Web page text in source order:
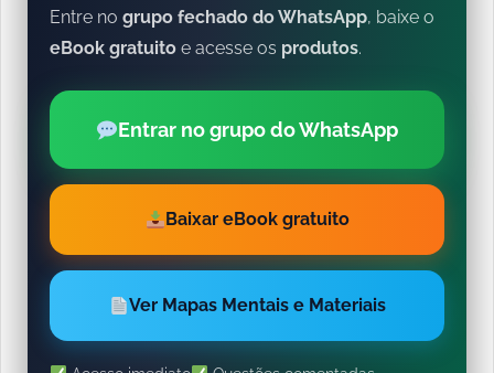
Entre no grupo fechado do WhatsApp, baixe o
eBook gratuito e acesse os produtos.
Entrar no grupo do WhatsApp
Baixar eBook gratuito
Ver Mapas Mentais e Materiais